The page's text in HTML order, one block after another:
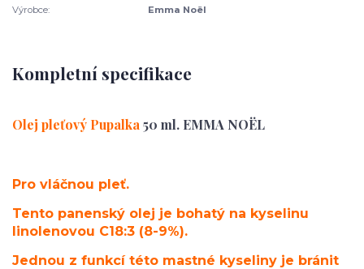
Výrobce:
Emma Noël
Kompletní specifikace
Olej pleťový Pupalka50 ml. EMMA NOËL
Pro vláčnou pleť.
Tento panenský olej je bohatý na kyselinu
linolenovou C18:3 (8-9%).
Jednou z funkcí této mastné kyseliny je bránit